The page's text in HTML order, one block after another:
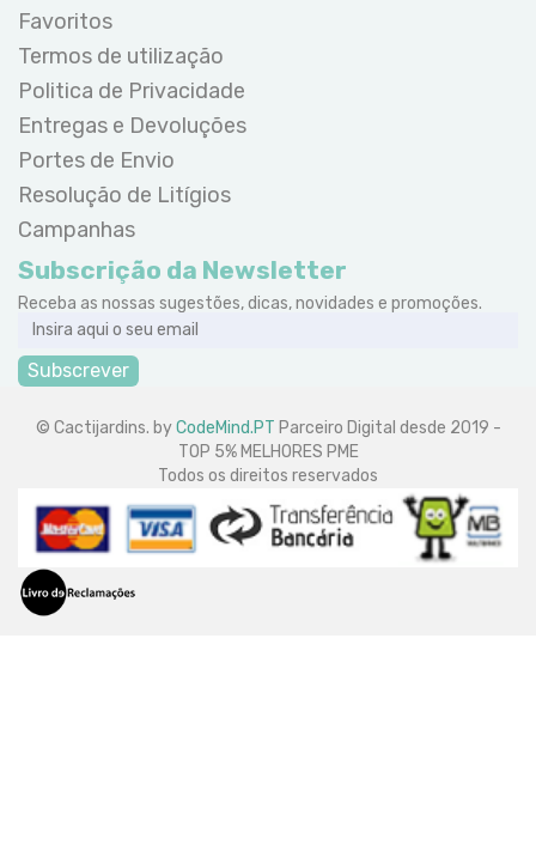
Favoritos
Termos de utilização
Politica de Privacidade
Entregas e Devoluções
Portes de Envio
Resolução de Litígios
Campanhas
Subscrição da Newsletter
Receba as nossas sugestões, dicas, novidades e promoções.
Subscrever
© Cactijardins. byCodeMind.PT Parceiro Digital desde 2019 -
TOP 5% MELHORES PME
Todos os direitos reservados